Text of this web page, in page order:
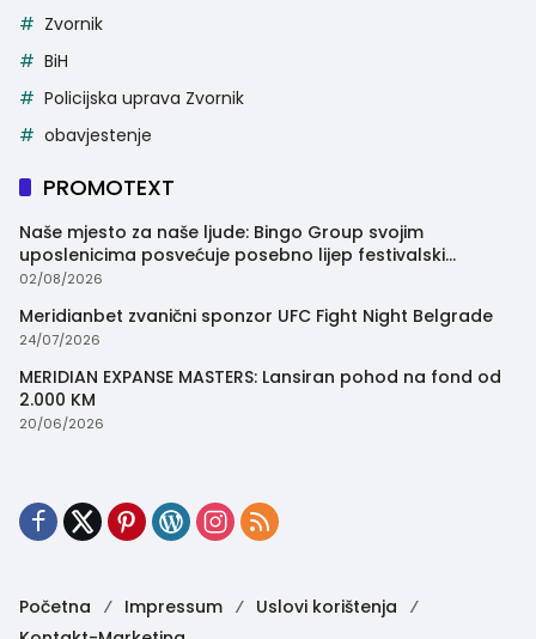
Zvornik
BiH
Policijska uprava Zvornik
obavjestenje
PROMOTEXT
Naše mjesto za naše ljude: Bingo Group svojim
uposlenicima posvećuje posebno lijep festivalski
trenutak
02/08/2026
Meridianbet zvanični sponzor UFC Fight Night Belgrade
24/07/2026
MERIDIAN EXPANSE MASTERS: Lansiran pohod na fond od
2.000 KM
20/06/2026
Početna Impressum
Uslovi korištenja